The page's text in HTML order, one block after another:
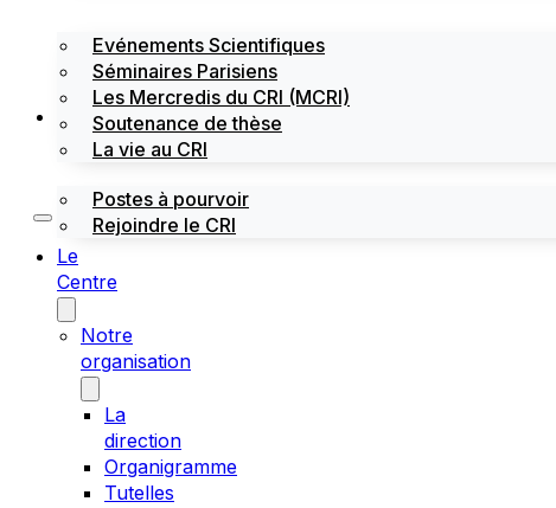
Evénements Scientifiques
Séminaires Parisiens
Les Mercredis du CRI (MCRI)
Soutenance de thèse
La vie au CRI
Emploi / stages
Postes à pourvoir
Rejoindre le CRI
Le
Centre
Notre
organisation
La
direction
Organigramme
Tutelles